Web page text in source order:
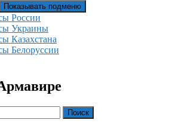
Показывать подменю
России
Украины
Казахстана
Белоруссии
Поиск